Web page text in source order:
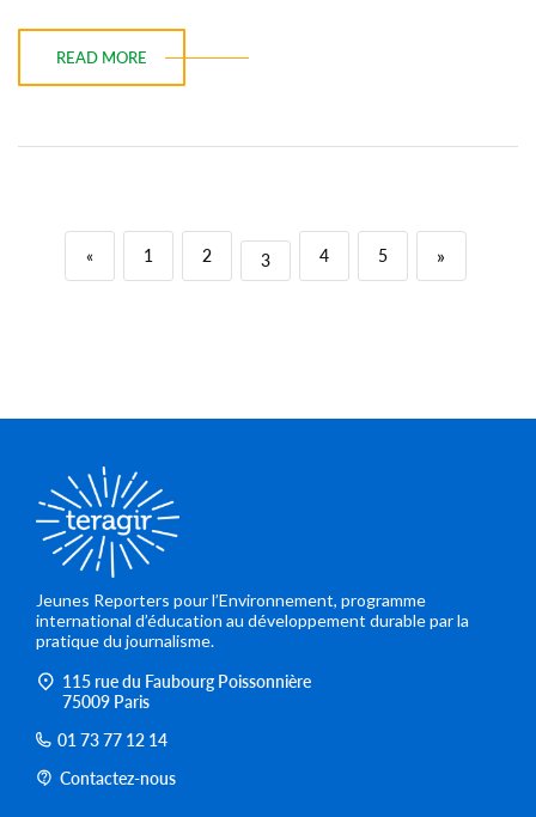
READ MORE
« 1 2 3 4 5 »
Jeunes Reporters pour l’Environnement, programme
international d’éducation au développement durable par la
pratique du journalisme.
115 rue du Faubourg Poissonnière
75009 Paris
01 73 77 12 14
Contactez-nous